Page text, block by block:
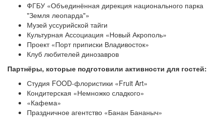
ФГБУ «Объединённая дирекция национального парка
"Земля леопарда"»
Музей уссурийской тайги
Культурная Ассоциация «Новый Акрополь»
Проект «Порт приписки Владивосток»
Клуб любителей динозавров
Партнёры, которые подготовили активности для гостей:
Студия FOOD-флористики «Fruit Art»
Кондитерская «Немножко сладкого»
«Кафема»
Праздничное агентство «Банан Бананыч»